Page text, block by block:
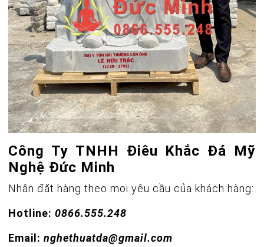
Công Ty TNHH Điêu Khắc Đá Mỹ
Nghệ Đức Minh
Nhận đặt hàng theo mọi yêu cầu của khách hàng:
Hotline: 0866.555.248
Email: nghethuatda@gmail.com